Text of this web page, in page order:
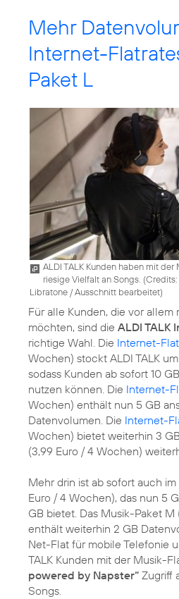
Mehr
Internet-
Paket L
ALDI TALK Kunden haben mit
riesige Vielfalt an Songs. (
Libratone / Ausschnitt bearbeitet)
Für alle Kunden, die vor allem
möchten, sind die ALDI TALK
richtige Wahl. Die Internet-
Wochen) stockt ALDI TALK
sodass Kunden ab sofort 10
nutzen können. Die Internet-
Wochen) enthält nun 5 GB
Datenvolumen. Die Internet-
Wochen) bietet weiterhin 3
(3,99 Euro / 4 Wochen)
Mehr drin ist ab sofort auch im
Euro / 4 Wochen), das nun 5
GB bietet. Das Musik-Paket
enthält weiterhin 2 GB
Net-Flat für mobile Telefonie
TALK Kunden mit der Musik-
powered by Napster“ Zugriff
Songs.